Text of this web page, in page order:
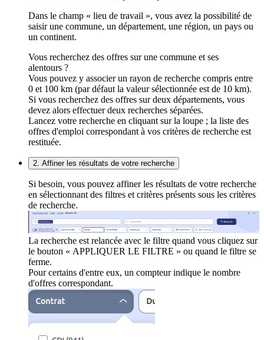
Dans le champ « lieu de travail », vous avez la possibilité de
saisir une commune, un département, une région, un pays ou
un continent.
Vous recherchez des offres sur une commune et ses
alentours ?
Vous pouvez y associer un rayon de recherche compris entre
0 et 100 km (par défaut la valeur sélectionnée est de 10 km).
Si vous recherchez des offres sur deux départements, vous
devez alors effectuer deux recherches séparées.
Lancez votre recherche en cliquant sur la loupe ; la liste des
offres d'emploi correspondant à vos critères de recherche est
restituée.
2. Affiner les résultats de votre recherche
Si besoin, vous pouvez affiner les résultats de votre recherche
en sélectionnant des filtres et critères présents sous les critères
de recherche.
La recherche est relancée avec le filtre quand vous cliquez sur
le bouton « APPLIQUER LE FILTRE » ou quand le filtre se
ferme.
Pour certains d'entre eux, un compteur indique le nombre
d'offres correspondant.